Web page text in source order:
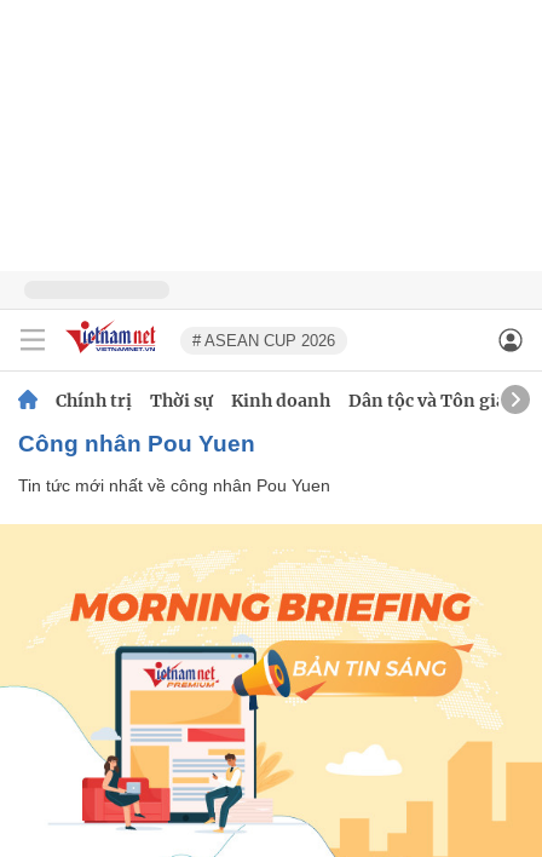
# ASEAN CUP 2026
Chính trị Thời sự Kinh doanh Dân tộc và Tôn giáo
công nhân Pou Yuen
Tin tức mới nhất về công nhân Pou Yuen